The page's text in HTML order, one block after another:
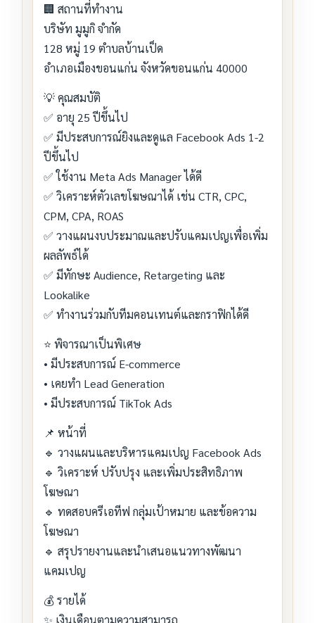
🏢 สถานที่ทำงาน
บริษัท มูมูกิ จำกัด
128 หมู่ 19 ตำบลบ้านเป็ด
อำเภอเมืองขอนแก่น จังหวัดขอนแก่น 40000
💡 คุณสมบัติ
✅ อายุ 25 ปีขึ้นไป
✅ มีประสบการณ์ยิงและดูแล Facebook Ads 1-2
ปีขึ้นไป
✅ ใช้งาน Meta Ads Manager ได้ดี
✅ วิเคราะห์ตัวเลขโฆษณาได้ เช่น CTR, CPC,
CPM, CPA, ROAS
✅ วางแผนงบประมาณและปรับแคมเปญเพื่อเพิ่ม
ผลลัพธ์ได้
✅ มีทักษะ Audience, Retargeting และ
Lookalike
✅ ทำงานร่วมกับทีมคอนเทนต์และกราฟิกได้ดี
⭐ พิจารณาเป็นพิเศษ
• มีประสบการณ์ E-commerce
• เคยทำ Lead Generation
• มีประสบการณ์ TikTok Ads
📌 หน้าที่
🔹 วางแผนและบริหารแคมเปญ Facebook Ads
🔹 วิเคราะห์ ปรับปรุง และเพิ่มประสิทธิภาพ
โฆษณา
🔹 ทดสอบครีเอทีฟ กลุ่มเป้าหมาย และข้อความ
โฆษณา
🔹 สรุปรายงานและนำเสนอแนวทางพัฒนา
แคมเปญ
💰 รายได้
✨ เงินเดือนตามความสามารถ